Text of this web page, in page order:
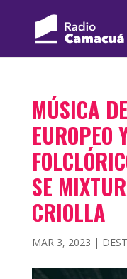
MÚSICA
EUROPEO
SE
CRIOLLA
MAR 3, 2023 |